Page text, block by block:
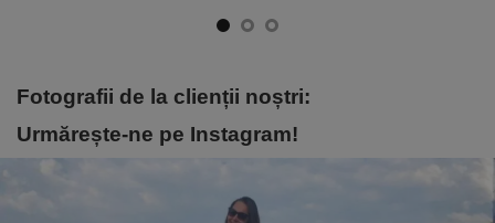
Fotografii de la clienții noștri:
Urmărește-ne pe Instagram!